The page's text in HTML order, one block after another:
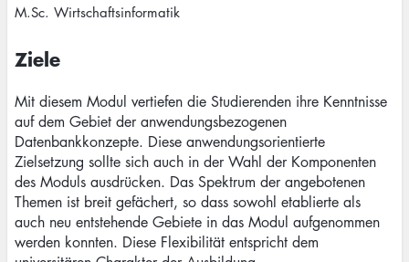
M.Sc. Wirtschaftsinformatik
Ziele
Mit diesem Modul vertiefen die Studierenden ihre Kenntnisse
auf dem Gebiet der anwendungsbezogenen
Datenbankkonzepte. Diese anwendungsorientierte
Zielsetzung sollte sich auch in der Wahl der Komponenten
des Moduls ausdrücken. Das Spektrum der angebotenen
Themen ist breit gefächert, so dass sowohl etablierte als
auch neu entstehende Gebiete in das Modul aufgenommen
werden konnten. Diese Flexibilität entspricht dem